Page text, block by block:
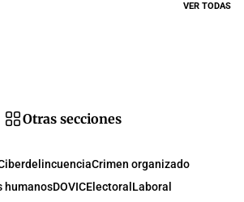
VER TODAS
Otras secciones
Crimen organizado
humanosDOVICElectoral Laboral